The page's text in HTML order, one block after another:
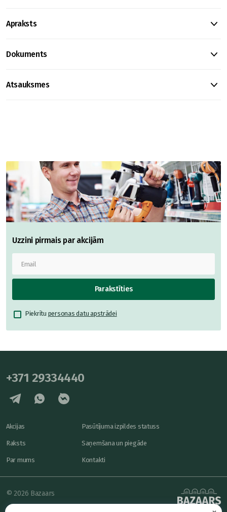
Apraksts
Dokuments
Atsauksmes
Uzzini pirmais par akcijām
Parakstīties
Piekrītu personas datu apstrādei
+371 29334440
Akcijas
Raksts
Par mums
Pasūtījuma izpildes statuss
Saņemšana un piegāde
Kontakti
© 2026 Bazaars